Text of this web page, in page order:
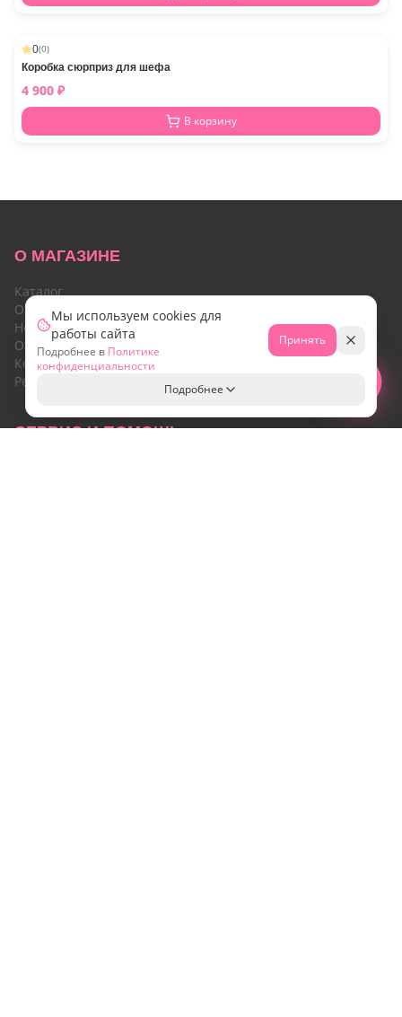
0(0)
Коробка сюрприз для шефа
4 900 ₽
В корзину
О МАГАЗИНЕ
Каталог
О нас
Новости
Отзывы
Контакты
Реквизиты
СЕРВИС И ПОМОЩЬ
Свяжитесь с нами!
Мы используем cookies для
работы сайта
Подробнее в Политике
конфиденциальности
Принять
Подробнее